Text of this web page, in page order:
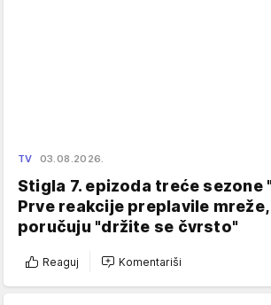
TV 03.08.2026.
Stigla 7. epizoda treće sezone
Prve reakcije preplavile
poručuju "držite se čvrsto"
Reaguj Komentariši